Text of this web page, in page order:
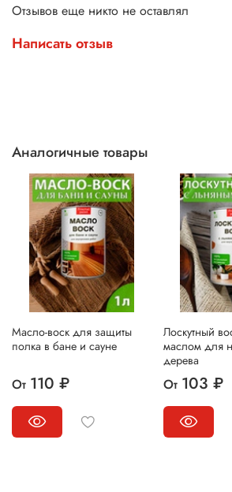
Отзывов еще никто не оставлял
Написать отзыв
Аналогичные товары
Масло-воск для защиты
полка в бане и сауне
От 110 ₽
Лоскутный
маслом для
дерева
От 103 ₽